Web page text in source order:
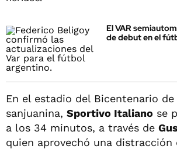
El VAR
de debut en el
En el estadio del Bicentenario
sanjuanina, Sportivo Italiano se
a los 34 minutos, a través de
quien aprovechó una distracción